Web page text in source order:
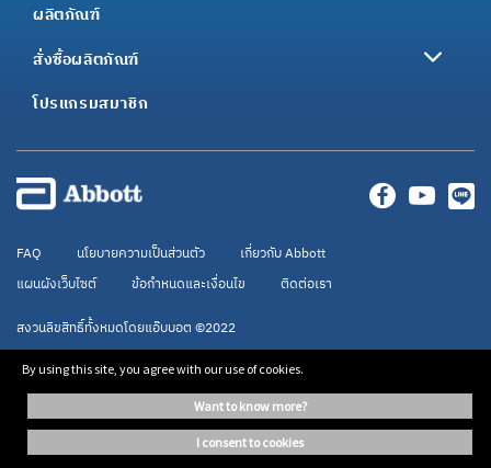
ผลิตภัณฑ์
สั่งซื้อผลิตภัณฑ์
โปรแกรมสมาชิก
FAQ นโยบายความเป็นส่วนตัว
เกี่ยวกับ Abbott
แผนผังเว็บไซต์
ข้อกำหนดและเงื่อนไข ติดต่อเรา
สงวนลิขสิทธิ์ทั้งหมดโดยแอ๊บบอต ©2022
เอนชัวร์อาหารทางการแพทย์ กรุณาใช้ภายใต้การดูแลของแพทย์ ข้อมูลบนเว็บไซต์นี้จัด
ทำขึ้นเพื่อให้ข้อมูลเท่านั้น ไม่ได้เป็นคำแนะนำจากผู้เชี่ยวชาญแต่อย่างใด กรุณาปรึกษา
By using this site, you agree with our use of cookies.
want to know more?
i consent to cookies